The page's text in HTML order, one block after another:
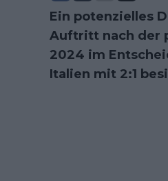
Ein potenzielles
Auftritt nach der
2024 im
Italien mit 2:1